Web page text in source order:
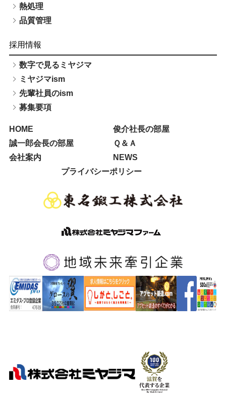
熱処理
品質管理
採用情報
数字で見るミヤジマ
ミヤジマism
先輩社員のism
募集要項
HOME
俊介社長の部屋
誠一郎会長の部屋
Ｑ＆Ａ
会社案内
NEWS
プライバシーポリシー